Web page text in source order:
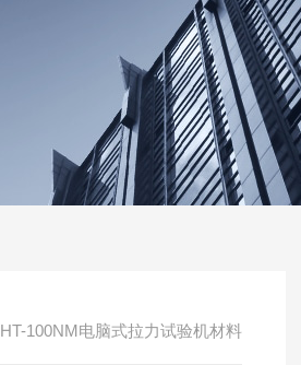
HT-100NM电脑式拉力试验机材料